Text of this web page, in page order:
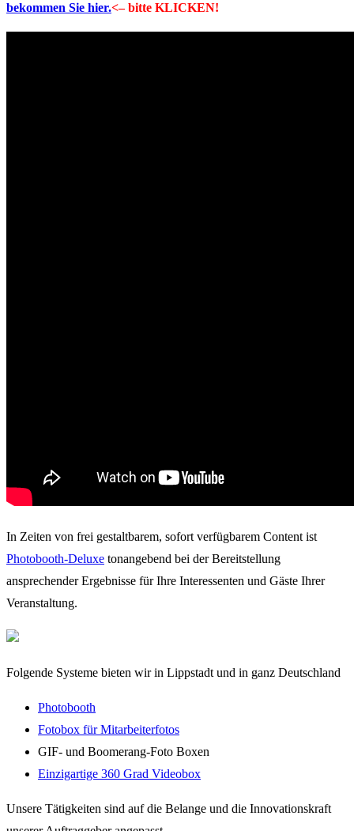
bekommen Sie hier.<– bitte KLICKEN!
In Zeiten von frei gestaltbarem, sofort verfügbarem Content ist
Photobooth-Deluxe tonangebend bei der Bereitstellung
ansprechender Ergebnisse für Ihre Interessenten und Gäste Ihrer
Veranstaltung.
Folgende Systeme bieten wir in Lippstadt und in ganz Deutschland
Photobooth
Fotobox für Mitarbeiterfotos
GIF- und Boomerang-Foto Boxen
Einzigartige 360 Grad Videobox
Unsere Tätigkeiten sind auf die Belange und die Innovationskraft